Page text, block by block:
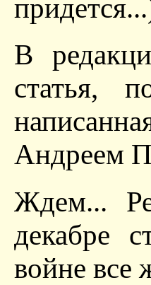
В
статья,
Андреем
Ждем...
декабре
войне все